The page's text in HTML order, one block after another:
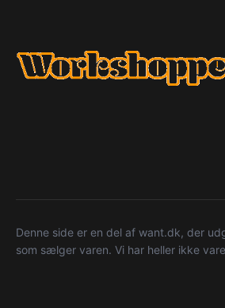
Denne side er en del af want.dk, der
som sælger varen. Vi har heller ikke